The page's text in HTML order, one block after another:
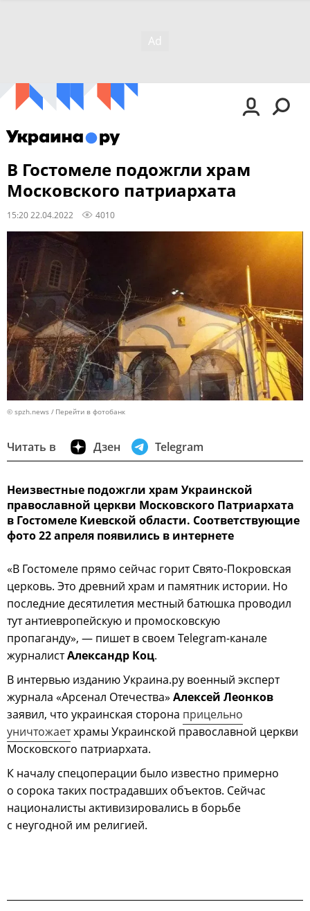
В Гостомеле подожгли храм
Московского патриархата
15:20 22.04.2022 4010
© spzh.news Перейти в фотобанк
Читать в Дзен Telegram
Неизвестные подожгли храм Украинской
православной церкви Московского Патриархата
в Гостомеле Киевской области. Соответствующие
фото 22 апреля появились в интернете
«В Гостомеле прямо сейчас горит Свято-Покровская
церковь. Это древний храм и памятник истории. Но
последние десятилетия местный батюшка проводил
тут антиевропейскую и промосковскую
пропаганду», — пишет в своем Telegram-канале
журналистАлександр Коц.
В интервью изданию Украина.ру военный эксперт
журнала «Арсенал Отечества» Алексей Леонков
заявил, что украинская сторона прицельно
уничтожаетхрамы Украинской православной церкви
Московского патриархата.
К началу спецоперации было известно примерно
о сорока таких пострадавших объектов. Сейчас
националисты активизировались в борьбе
с неугодной им религией.